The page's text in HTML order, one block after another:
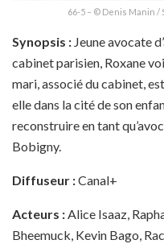
66-5 – © Denis Manin
Synopsis : Jeune avocate
cabinet parisien, Roxane
mari, associé du cabinet,
elle dans la cité de son
reconstruire en tant
Bobigny.
Diffuseur :Canal+
Acteurs :Alice Isaaz,
Bheemuck, Kevin Bago,